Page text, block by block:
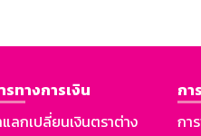
รทางการเงิน
ลกเปลี่ยนเงินตราต่าง
กา
กา